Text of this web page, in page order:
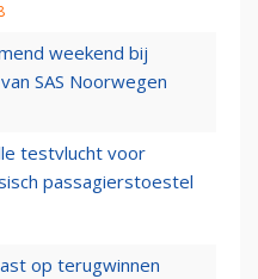
weekend bij
SAS Noorwegen
testvlucht voor
passagierstoestel
op terugwinnen